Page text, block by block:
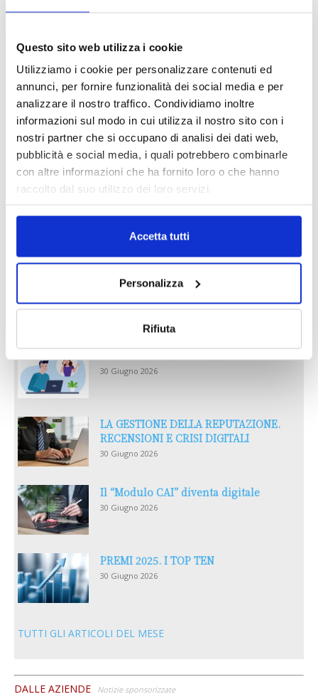
Questo sito web utilizza i cookie
Utilizziamo i cookie per personalizzare contenuti ed
annunci, per fornire funzionalità dei social media e per
analizzare il nostro traffico. Condividiamo inoltre
informazioni sul modo in cui utilizza il nostro sito con i
nostri partner che si occupano di analisi dei dati web,
pubblicità e social media, i quali potrebbero combinarle
con altre informazioni che ha fornito loro o che hanno
raccolto dal suo utilizzo dei loro servizi.
Accetta tutti
Personalizza
Rifiuta
MAGNIFICA HUMANITAS (l’impatto
dell’IA sul futuro e oltre)
1 Luglio 2026
IL MENSILE ASSINEWS LUGLIO-
AGOSTO 2026
30 Giugno 2026
LA GESTIONE DELLA REPUTAZIONE.
RECENSIONI E CRISI DIGITALI
30 Giugno 2026
Il “Modulo CAI” diventa digitale
30 Giugno 2026
PREMI 2025. I TOP TEN
30 Giugno 2026
TUTTI GLI ARTICOLI DEL MESE
DALLE AZIENDE Notizie sponsorizzate